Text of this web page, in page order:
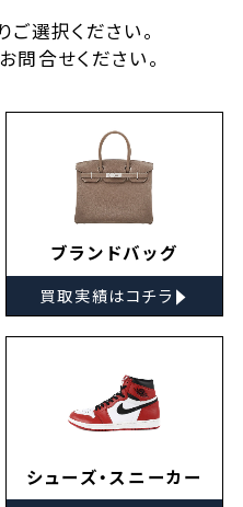
ご選択ください。
お問合せください。
ブランドバッグ
買取実績はコチラ ▸
シューズ・スニーカー